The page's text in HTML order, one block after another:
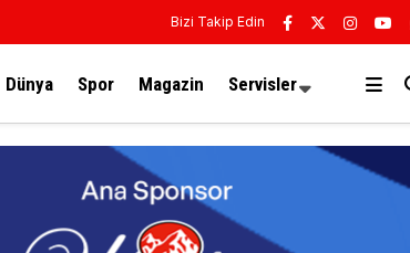
Bizi Takip Edin
Dünya Spor Magazin Servisler